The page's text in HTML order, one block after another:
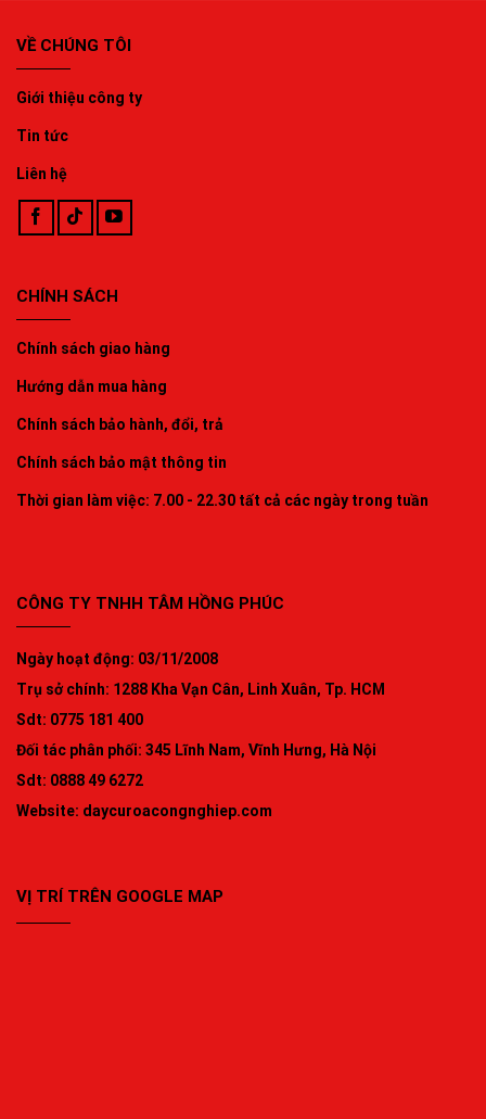
CÔNG TY TNHH TÂM HỒNG PHÚC
Ngày hoạt động: 03/11/2008
Trụ sở chính: 1288 Kha Vạn Cân, Linh Xuân, Tp. HCM
Sdt: 0775 181 400
Đối tác phân phối: 345 Lĩnh Nam, Vĩnh Hưng, Hà Nội
Sdt: 0888 49 6272
Website: daycuroacongnghiep.com
VỀ CHÚNG TÔI
Giới thiệu công ty
Tin tức
Liên hệ
CHÍNH SÁCH
Chính sách giao hàng
Hướng dẫn mua hàng
Chính sách bảo hành, đổi, trả
Chính sách bảo mật thông tin
Thời gian làm việc: 7.00 - 22.30 tất cả các ngày trong tuần
VỊ TRÍ TRÊN GOOGLE MAP